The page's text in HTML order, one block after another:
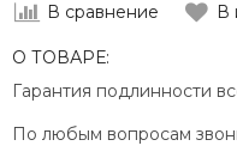
В сравнение В
О ТОВАРЕ:
Гарантия подлинности
По любым вопросам